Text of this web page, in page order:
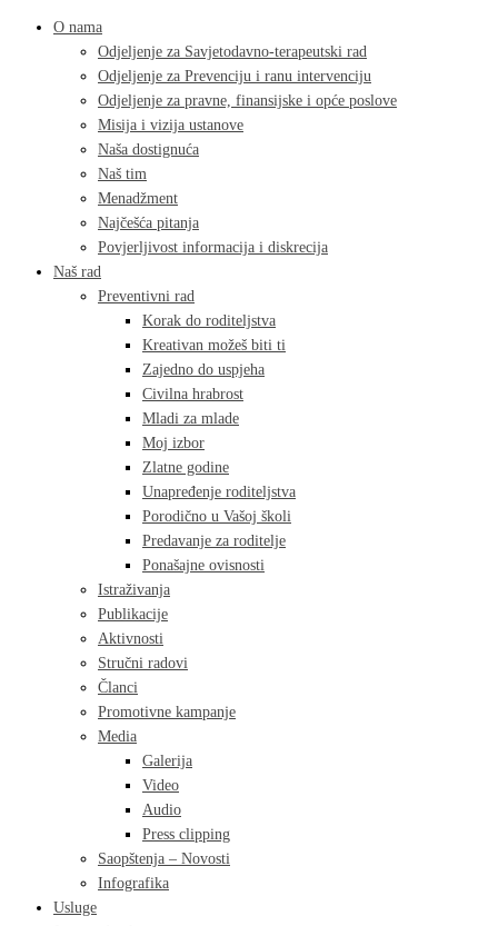
O nama
Odjeljenje za Savjetodavno-terapeutski rad
Odjeljenje za Prevenciju i ranu intervenciju
Odjeljenje za pravne, finansijske i opće poslove
Misija i vizija ustanove
Naša dostignuća
Naš tim
Menadžment
Najčešća pitanja
Povjerljivost informacija i diskrecija
Naš rad
Preventivni rad
Korak do roditeljstva
Kreativan možeš biti ti
Zajedno do uspjeha
Civilna hrabrost
Mladi za mlade
Moj izbor
Zlatne godine
Unapređenje roditeljstva
Porodično u Vašoj školi
Predavanje za roditelje
Ponašajne ovisnosti
Istraživanja
Publikacije
Aktivnosti
Stručni radovi
Članci
Promotivne kampanje
Media
Galerija
Video
Audio
Press clipping
Saopštenja – Novosti
Infografika
Usluge